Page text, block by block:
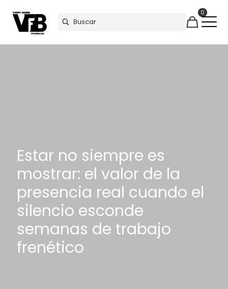
0
Estar no siempre es
mostrar: el valor de la
presencia real cuando el
silencio esconde
semanas de trabajo
frenético